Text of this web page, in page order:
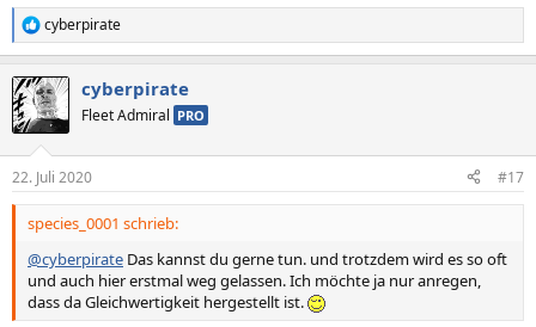
R
e
k
t
i
e
n
cyberpirate
cyberpirate
Fleet Admiral PRO
22. Juli 2020 #17
species_0001 schrieb:
@cyberpirate Das kannst du gerne tun. und trotzdem wird es so oft
und auch hier erstmal weg gelassen. Ich möchte ja nur anregen,
dass da Gleichwertigkeit hergestellt ist.